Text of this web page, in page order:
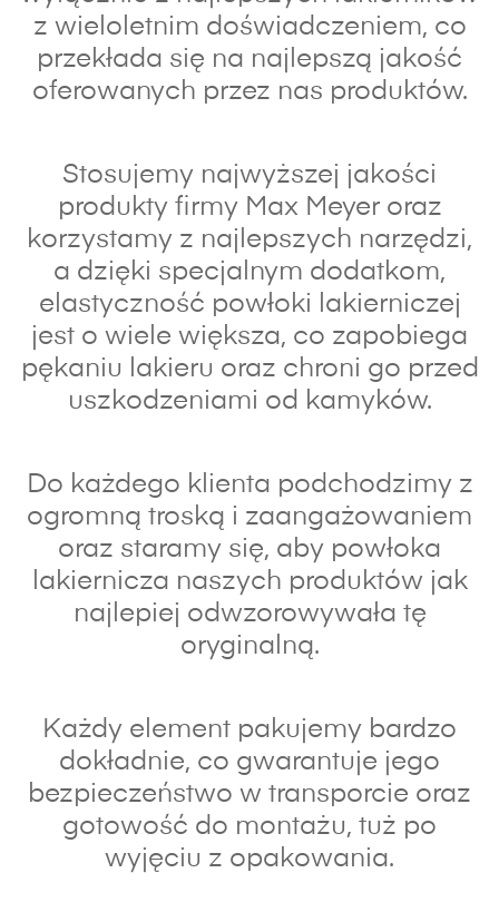
z wieloletnim doświadczeniem, co
przekłada się na najlepszą jakość
oferowanych przez nas produktów.
Stosujemy najwyższej jakości
produkty firmy Max Meyer oraz
korzystamy z najlepszych narzędzi,
a dzięki specjalnym dodatkom,
elastyczność powłoki lakierniczej
jest o wiele większa, co zapobiega
pękaniu lakieru oraz chroni go przed
uszkodzeniami od kamyków.
Do każdego klienta podchodzimy z
ogromną troską i zaangażowaniem
oraz staramy się, aby powłoka
lakiernicza naszych produktów jak
najlepiej odwzorowywała tę
oryginalną.
Każdy element pakujemy bardzo
dokładnie, co gwarantuje jego
bezpieczeństwo w transporcie oraz
gotowość do montażu, tuż po
wyjęciu z opakowania.